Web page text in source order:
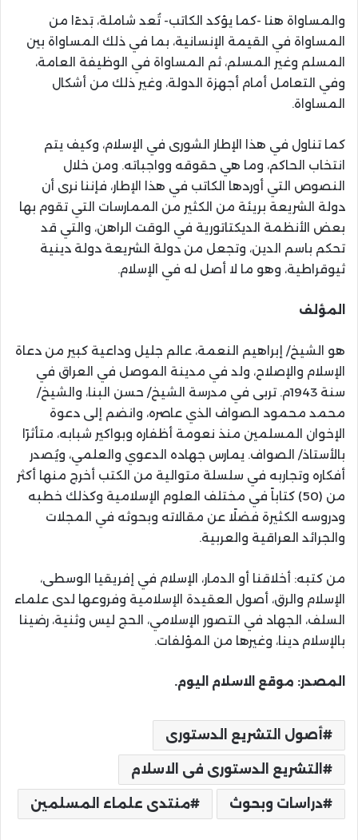
والمساواة هنا -كما يؤكد الكاتب- تُعد شاملة، بَدءًا من
المساواة في القيمة الإنسانية، بما في ذلك المساواة بين
المسلم وغير المسلم، ثم المساواة في الوظيفة العامة،
وفي التعامل أمام أجهزة الدولة، وغير ذلك من أشكال
المساواة.
كما تناول في هذا الإطار الشورى في الإسلام، وكيف يتم
انتخاب الحاكم، وما هي حقوقه وواجباته. ومن خلال
النصوص التي أوردها الكاتب في هذا الإطار، فإننا نرى أن
دولة الشريعة بريئة من الكثير من الممارسات التي تقوم بها
بعض الأنظمة الديكتاتورية في الوقت الراهن، والتي قد
تحكم باسم الدين، وتجعل من دولة الشريعة دولة دينية
ثيوقراطية، وهو ما لا أصل له في الإسلام.
المؤلف
هو الشيخ/ إبراهيم النعمة، عالم جليل وداعية كبير من دعاة
الإسلام والإصلاح، ولد في مدينة الموصل في العراق في
سنة 1943م. تربى في مدرسة الشيخ/ حسن البنا، والشيخ/
محمد محمود الصواف الذي عاصره، وانضم إلى دعوة
الإخوان المسلمين منذ نعومة أظفاره وبواكير شبابه، متأثرًا
بالأستاذ/ الصواف. يمارس جهاده الدعوي والعلمي، ويُصدر
أفكاره وتجاربه في سلسلة متوالية من الكتب أخرج منها أكثر
من (50) كتاباً في مختلف العلوم الإسلامية وكذلك خطبه
ودروسه الكثيرة فضلًا عن مقالاته وبحوثه في المجلات
والجرائد العراقية والعربية.
من كتبه: أخلاقنا أو الدمار، الإسلام في إفريقيا الوسطى،
الإسلام والرق، أصول العقيدة الإسلامية وفروعها لدى علماء
السلف، الجهاد في التصور الإسلامي، الحج ليس وثنية، رضينا
بالإسلام دينا، وغيرها من المؤلفات.
المصدر: موقع الاسلام اليوم.
أصول التشريع الدستورى
التشريع الدستورى فى الاسلام
دراسات وبحوث منتدى علماء المسلمين